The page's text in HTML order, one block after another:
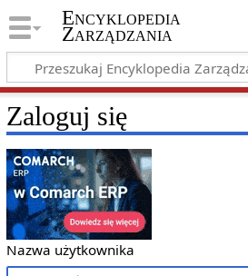
Encyklopedia
Zarządzania
Zaloguj się
Nazwa użytkownika